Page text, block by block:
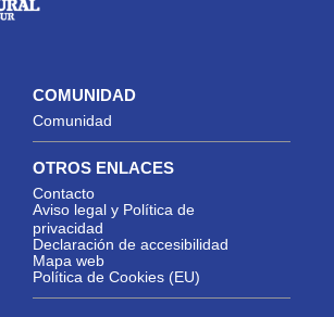
COMUNIDAD
Comunidad
OTROS ENLACES
Contacto
Aviso legal y Política de
privacidad
Declaración de accesibilidad
Mapa web
Política de Cookies (EU)